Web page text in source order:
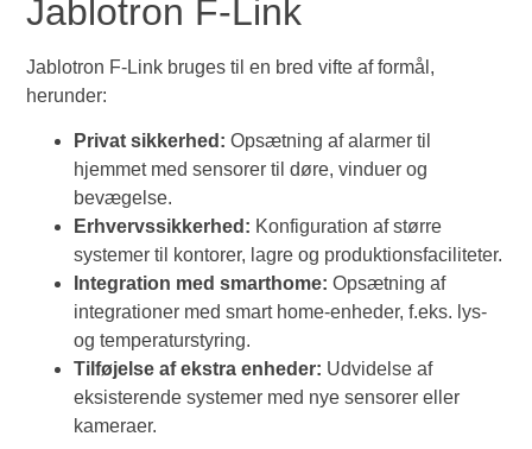
Jablotron F-Link
Jablotron F-Link bruges til en bred vifte af formål,
herunder:
Privat sikkerhed: Opsætning af alarmer til
hjemmet med sensorer til døre, vinduer og
bevægelse.
Erhvervssikkerhed: Konfiguration af større
systemer til kontorer, lagre og produktionsfaciliteter.
Integration med smarthome:Opsætning af
integrationer med smart home-enheder, f.eks. lys-
og temperaturstyring.
Tilføjelse af ekstra enheder: Udvidelse af
eksisterende systemer med nye sensorer eller
kameraer.